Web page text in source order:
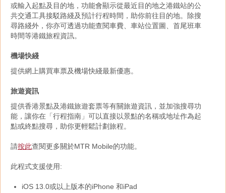
或輸入起點及目的地，功能會顯示從最近目的地之港鐵站的公
共交通工具接駁路綫及預計行程時間，助你前往目的地。除搜
尋路綫外，你亦可透過功能查閱車費、車站位置圖、首尾班車
時間等港鐵旅程資訊。
機場快綫
提供網上購買車票及機場快綫最新優惠。
旅遊資訊
提供香港景點及港鐵旅遊套票等有關旅遊資訊，並加強搜尋功
能，讓你在「行程指南」可以直接以景點的名稱或地址作為起
點或終點搜尋，助你更輕鬆計劃旅程。
請按此查閱更多關於MTR Mobile的功能。
此程式支援使用:
iOS 13.0或以上版本的iPhone 和iPad